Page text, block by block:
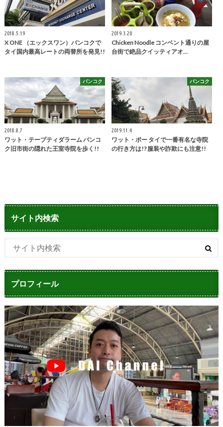
2018.5.19
X ONE （エックスワン）バンコクで
タイ国内最高レートの両替所を発見!!
2019.3.20
Chicken Noodle コンベント通りの屋
台街で絶品クイッティアオ…
バンコク
2018.8.7
ワット・テープティダラーム バンコ
ク旧市街の隠れた王室寺院を歩く!!
バンコク
2019.11.4
ワット・ポー タイで一番有名な寺院
の行き方は!? 服装や詐欺にも注意!!
サイト内検索
プロフィール